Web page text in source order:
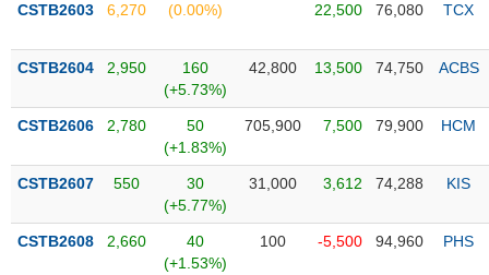
Niêm
Niêm
mới
yết
sung
CSTB2603 6,270 (0.00%) 22,500 76,080 TCX
CSTB2604 2,950
160
(+5.73%)
42,800 13,500 74,750 ACBS
CSTB2606 2,780
50
(+1.83%)
705,900 7,500 79,900 HCM
CSTB2607 550
30
(+5.77%)
31,000 3,612 74,288 KIS
CSTB2608 2,660
40
(+1.53%)
100 -5,500 94,960 PHS
PHIẾU
PHÁI
TRÁI